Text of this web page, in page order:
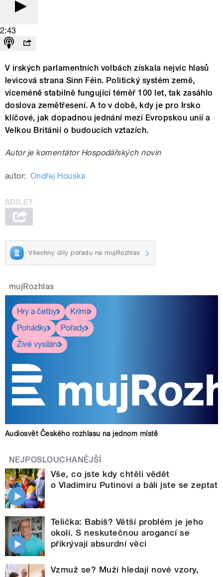
2:43
V irských parlamentních volbách získala nejvíc hlasů
levicová strana Sinn Féin. Politický systém země,
víceméně stabilně fungující téměř 100 let, tak zasáhlo
doslova zemětřesení. A to v době, kdy je pro Irsko
klíčové, jak dopadnou jednání mezi Evropskou unií a
Velkou Británií o budoucích vztazích.
Autor je komentátor Hospodářských novin
autor: Ondřej Houska
Všechny díly pořadu na mujRozhlas
mujRozhlas
Hry a četby
Krimi
Pohádky
Pořady
Živé vysílání
Audiosvět Českého rozhlasu na jednom místě
NEJPOSLOUCHANĚJŠÍ
Vše, co jste kdy chtěli vědět
o Vladimiru Putinovi a báli jste se zeptat
Telička: Babiš? Větší problém je jeho
okolí. S neskutečnou arogancí se
přikrývají absurdní věci
Vzmuž se? Muži hledají nové vzory,